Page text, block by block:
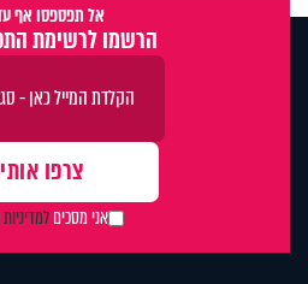
אל תפספסו אף
הרשמו לרשימת
אני מסכים